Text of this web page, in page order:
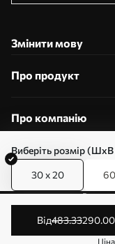
Виберіть розмір
30 x 20
від483.33290.00
Змінити мову
Про продукт
Про компанію
© 2011-2026 Art-
ТОВ